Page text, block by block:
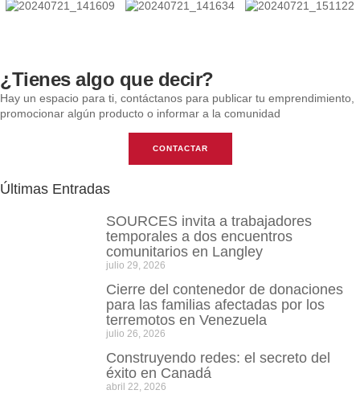
¿Tienes algo que decir?​
Hay un espacio para ti, contáctanos para publicar tu emprendimiento,
promocionar algún producto o informar a la comunidad
CONTACTAR
Últimas Entradas
SOURCES invita a trabajadores
temporales a dos encuentros
comunitarios en Langley
julio 29, 2026
Cierre del contenedor de donaciones
para las familias afectadas por los
terremotos en Venezuela
julio 26, 2026
Construyendo redes: el secreto del
éxito en Canadá
abril 22, 2026